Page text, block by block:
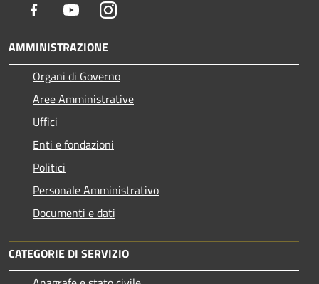
Facebook YoutubeInstagram
AMMINISTRAZIONE
Organi di Governo
Aree Amministrative
Uffici
Enti e fondazioni
Politici
Personale Amministrativo
Documenti e dati
CATEGORIE DI SERVIZIO